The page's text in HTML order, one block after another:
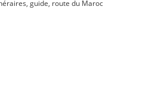
guide, route du Maroc